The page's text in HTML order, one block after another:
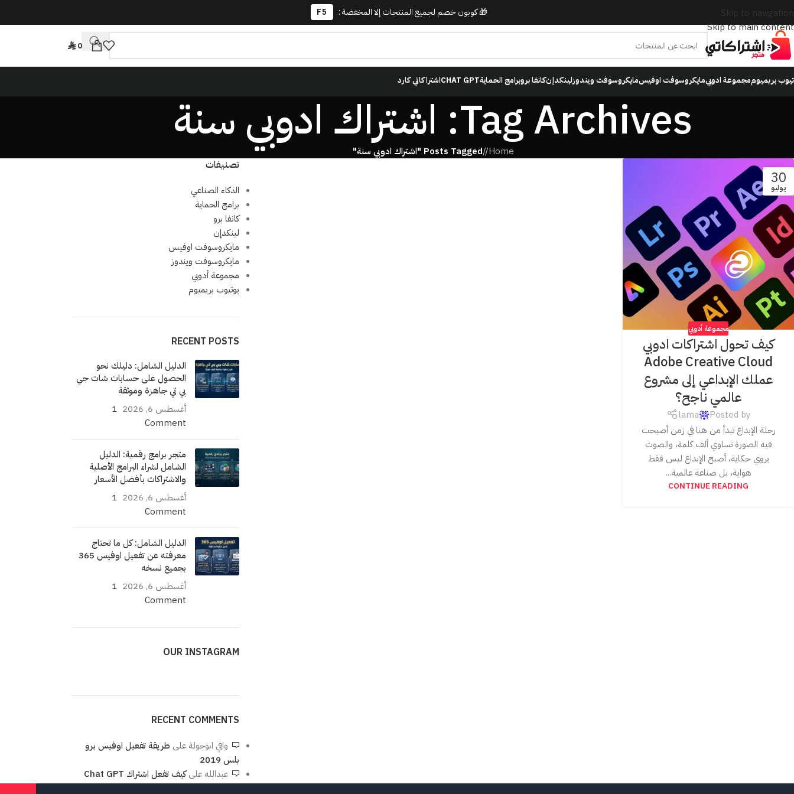
🎁 كوبون خصم لجميع المنتجات إلا المخفضة : F5
Skip to navigation
Skip to main content
0
بريميوممجموعة ادوبيمايكروسوفت اوفيسمايكروسوفت ويندوزلينكدإنكانفا بروبرامج الحمايةCHAT GPTاشتراكاتي كارد
Tag Archives: اشتراك ادوبي سنة
Home
/ Posts Tagged "اشتراك ادوبي سنة"
30
يوليو
مجموعة أدوبي
كيف تحول اشتراكات ادوبي
Adobe Creative Cloud
عملك الإبداعي إلى مشروع
عالمي ناجح؟
Posted by
lama
رحلة الإبداع تبدأ من هنا في زمن أصبحت
فيه الصورة تساوي ألف كلمة، والصوت
يروي حكاية، أصبح الإبداع ليس فقط
هواية، بل صناعة عالمية...
CONTINUE READING
تصنيفات
الذكاء الصناعي
برامج الحماية
كانفا برو
لينكدإن
مايكروسوفت اوفيس
مايكروسوفت ويندوز
مجموعة أدوبي
يوتيوب بريميوم
RECENT POSTS
الدليل الشامل: دليلك نحو
الحصول على حسابات شات جي
بي تي جاهزة وموثقة
أغسطس 6, 2026
1
Comment
متجر برامج رقمية: الدليل
الشامل لشراء البرامج الأصلية
والاشتراكات بأفضل الأسعار
أغسطس 6, 2026
1
Comment
الدليل الشامل: كل ما تحتاج
معرفته عن تفعيل اوفيس 365
بجميع نسخه
أغسطس 6, 2026
1
Comment
OUR INSTAGRAM
RECENT COMMENTS
وافي ابوجولة على طريقة تفعيل اوفيس برو
بلس 2019
عبدالله علىكيف تفعل اشتراك Chat GPT